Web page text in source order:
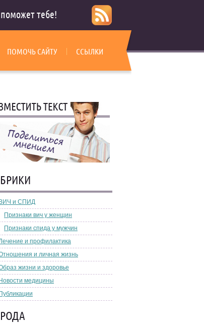
тебе!
ПОМОЧЬ САЙТУ ССЫЛКИ
ВИЧ и СПИД
Признаки вич у женщин
Признаки спида у мужчин
и профилактика
и личная жизнь
жизни и здоровье
Новости медицины
Публикации